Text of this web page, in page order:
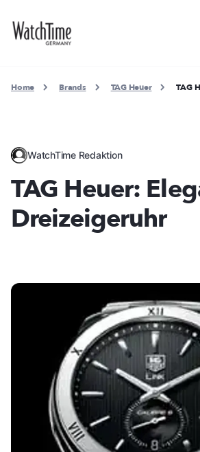
Home Brands TAG Heuer TAG
WatchTime Redaktion
TAG Heuer:
Dreizeigeruhr